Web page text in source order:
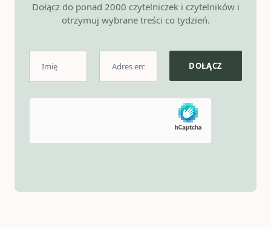
Dołącz do ponad 2000 czytelniczek i czytelników i
otrzymuj wybrane treści co tydzień.